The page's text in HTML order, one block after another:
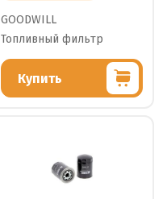
GOODWILL
Топливный фильтр
Купить